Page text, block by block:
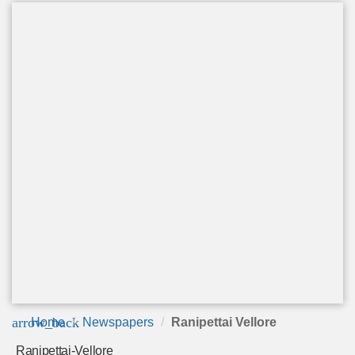
arrow_back
Home Newspapers Ranipettai Vellore
Ranipettai-Vellore